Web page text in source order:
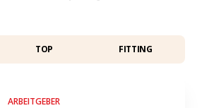
TOP FITTING
ARBEITGEBER